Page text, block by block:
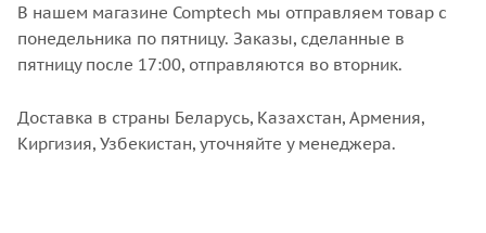
В нашем магазине Comptech мы отправляем товар с
понедельника по пятницу. Заказы, сделанные в
пятницу после 17:00, отправляются во вторник.
Доставка в страны Беларусь, Казахстан, Армения,
Киргизия, Узбекистан, уточняйте у менеджера.